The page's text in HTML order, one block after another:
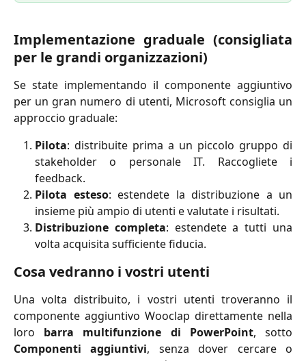
Implementazione graduale (consigliata
per le grandi organizzazioni)
Se state implementando il componente aggiuntivo
per un gran numero di utenti, Microsoft consiglia un
approccio graduale:
Pilota: distribuite prima a un piccolo gruppo di
stakeholder o personale IT. Raccogliete i
feedback.
Pilota esteso: estendete la distribuzione a un
insieme più ampio di utenti e valutate i risultati.
Distribuzione completa: estendete a tutti una
volta acquisita sufficiente fiducia.
Cosa vedranno i vostri utenti
Una volta distribuito, i vostri utenti troveranno il
componente aggiuntivo Wooclap direttamente nella
loro barra multifunzione di PowerPoint, sotto
Componenti aggiuntivi, senza dover cercare o